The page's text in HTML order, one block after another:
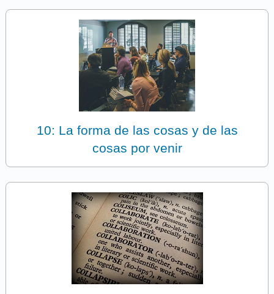
10: La forma de las cosas y de las
cosas por venir